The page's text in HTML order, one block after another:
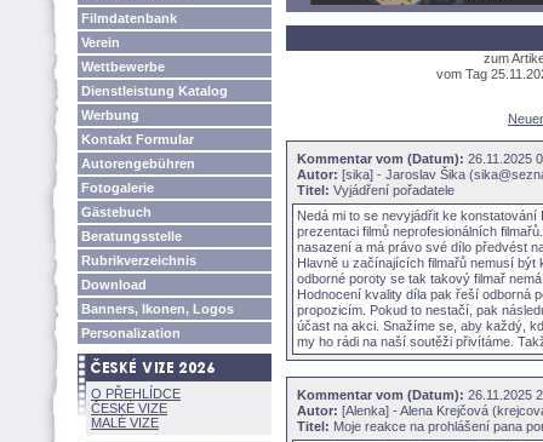
Filmdatenbank
Verein
Wettbewerbe
Dienstleistung Katalog
Werbung
Kontakt Formular
Autorengebühren
Fotogalerie
Gästebuch
Beratungsstelle
Rubrikverzeichnis
Download
Banners, Ikonen, Logos
Personalization
O PŘEHLÍDCE
ČESKÉ VIZE
MALÉ VIZE
zum
vom Tag
Kommentar vom (Datum):
Autor: [sika] - Jaroslav Šika
Titel: Vyjádření pořadatele
Nedá mi to se nevyjádřit ke
prezentaci filmů neprofesionálních
nasazení a má právo své dílo předvést
Hlavně u začínajících filmařů nemusí být
odborné poroty se tak takový filmař
Hodnocení kvality díla pak řeší odborná
propozicím. Pokud to nestačí, pak
účast na akci. Snažíme se, aby každý,
my ho rádi na naší soutěži přivítáme.
Kommentar vom (Datum):
Autor: [Alenka] - Alena Krejčová
Titel: Moje reakce na prohlášení pana